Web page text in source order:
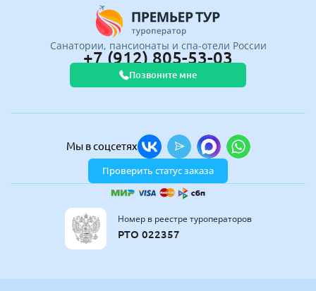
Санатории, пансионаты и спа-отели России
+7 (912) 805-53-03
Позвоните мне
Мы в соцсетях
Проверить статус заказа
Номер в реестре туроператоров
РТО 022357